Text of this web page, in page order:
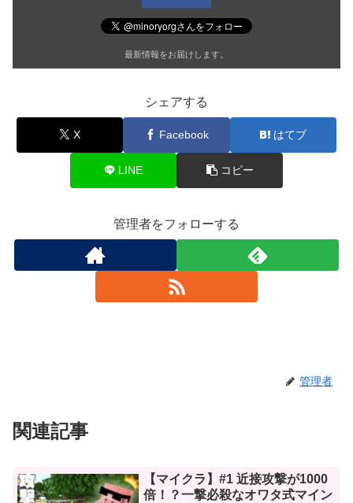
最新情報をお届けします。
シェアする
X Facebook はてブ
LINE コピー
管理者をフォローする
管理者
関連記事
【マイクラ】#1 近接攻撃が1000
倍！？一撃必殺なオワタ式マイン